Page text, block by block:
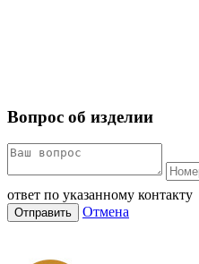
Вопрос об изделии
ответ по указанному контакту
Отправить Отмена